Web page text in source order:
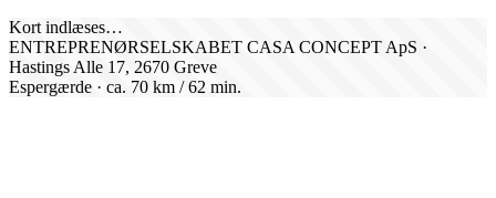
Kort indlæses…
ENTREPRENØRSELSKABET CASA CONCEPT ApS ·
Hastings Alle 17, 2670 Greve
Espergærde · ca. 70 km /62 min.